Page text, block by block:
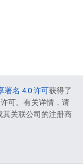
署名 4.0 许可获得了
可。有关详情，请
其关联公司的注册商